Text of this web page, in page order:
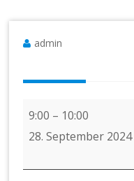
admin
Masters
Kulmbach
9:00 – 10:00
28. September 2024